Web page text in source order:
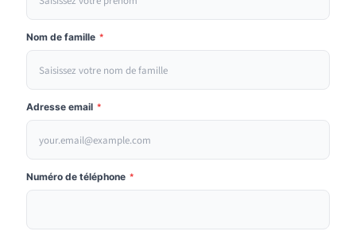
Nom de famille *
Adresse email *
Numéro de téléphone *